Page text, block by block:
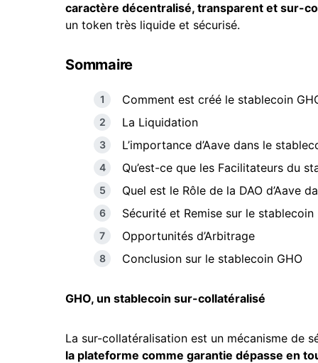
caractère décentralisé, transparent et sur-
un token très liquide et sécurisé.
Sommaire
Comment est créé le stablecoin
La Liquidation
L’importance d’Aave dans le
Qu’est-ce que les Facilitateurs du
Quel est le Rôle de la DAO d’Aave
Sécurité et Remise sur le stablecoin
Opportunités d’Arbitrage
Conclusion sur le stablecoin GHO
GHO, un stablecoin sur-collatéralisé
La sur-collatéralisation est un mécanisme de
la plateforme comme garantie dépasse en